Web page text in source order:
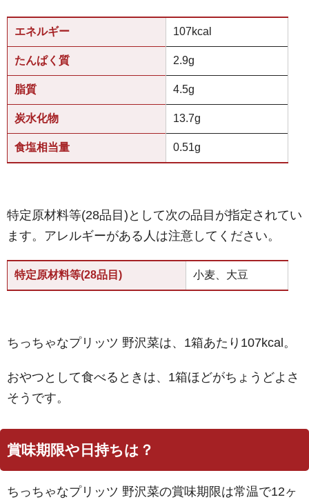
エネルギー 107kcal
たんぱく質 2.9g
脂質 4.5g
炭水化物 13.7g
食塩相当量 0.51g
特定原材料等(28品目)として次の品目が指定されてい
ます。アレルギーがある人は注意してください。
特定原材料等(28品目) 小麦、大豆
ちっちゃなプリッツ 野沢菜は、1箱あたり107kcal。
おやつとして食べるときは、1箱ほどがちょうどよさ
そうです。
賞味期限や日持ちは？
ちっちゃなプリッツ 野沢菜の賞味期限は常温で12ヶ